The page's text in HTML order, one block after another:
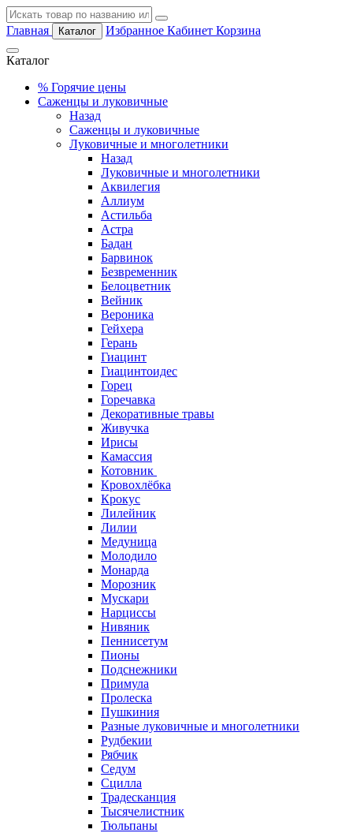
Главная Каталог Избранное Кабинет Корзина
Каталог
% Горячие цены
Саженцы и луковичные
Назад
Саженцы и луковичные
Луковичные и многолетники
Назад
Луковичные и многолетники
Аквилегия
Аллиум
Астильба
Астра
Бадан
Барвинок
Безвременник
Белоцветник
Вейник
Вероника
Гейхера
Герань
Гиацинт
Гиацинтоидес
Горец
Горечавка
Декоративные травы
Живучка
Ирисы
Камассия
Котовник
Кровохлёбка
Крокус
Лилейник
Лилии
Медуница
Молодило
Монарда
Морозник
Мускари
Нарциссы
Нивяник
Пеннисетум
Пионы
Подснежники
Примула
Пролеска
Пушкиния
Разные луковичные и многолетники
Рудбекии
Рябчик
Седум
Сцилла
Традесканция
Тысячелистник
Тюльпаны